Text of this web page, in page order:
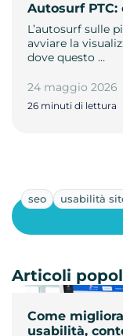
Autosurf
L’autosurf sulle
avviare la
dove questo …
24 maggio 2026
26 minuti di lettura
seo usabilità
Come
usabilità,
Articoli